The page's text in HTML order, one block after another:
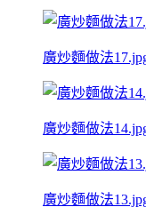
廣炒麵做法
廣炒麵做法
廣炒麵做法